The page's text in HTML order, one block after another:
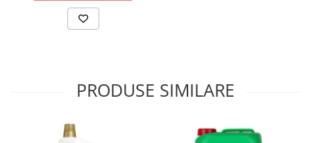
Indecsi si separatoare
Cosuri pentru birou
Detergenti geamuri
PRODUSE SIMILARE